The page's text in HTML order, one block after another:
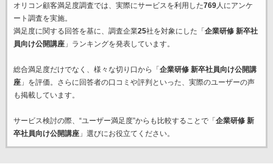
オリコン顧客満足度調査では、実際にサービスを利用した769人にアンケ
ート調査を実施。
満足度に関する回答を基に、調査企業25社を対象にした「 企業研修 新卒社
員向け公開講座」ランキングを発表しています。
総合満足度だけでなく、様々な切り口から「 企業研修 新卒社員向け公開講
座」を評価。さらに回答者の口コミや評判といった、実際のユーザーの声
も掲載しています。
サービス検討の際、“ユーザー満足度”からも比較することで「 企業研修 新
卒社員向け公開講座」選びにお役立てください。